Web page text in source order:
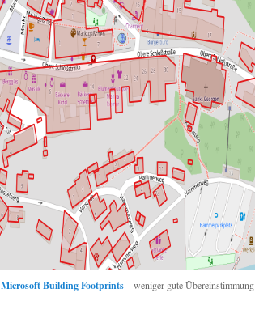
Microsoft Building Footprints– weniger gute Übereinstimmung